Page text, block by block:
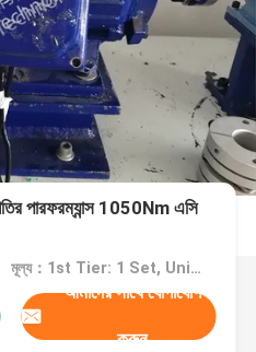
পারফরম্যান্স 1050Nm এসি
মূল্য：1st Tier: 1 Set, Unit Price USD 3.00 2nd Tier: 2-5 Sets, Unit Price USD 2.00 3rd Tier: Over 5 Sets, Unit Price USD 1.00
আমাদের সাথে যোগাযোগ
করুন